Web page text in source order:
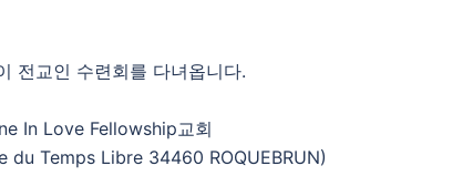
전교인 수련회를 다녀옵니다.
In Love Fellowship교회
du Temps Libre 34460 ROQUEBRUN)